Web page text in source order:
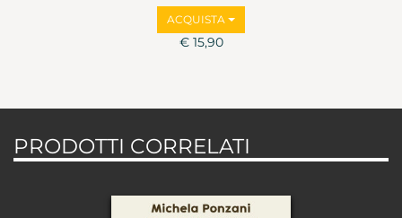
ACQUISTA
€ 15,90
PRODOTTI CORRELATI